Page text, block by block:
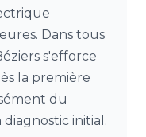
Dans tous
s'efforce
la première
du
diagnostic initial.